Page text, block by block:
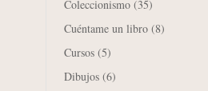
Coleccionismo (35)
Cuéntame un libro (8)
Cursos (5)
Dibujos (6)